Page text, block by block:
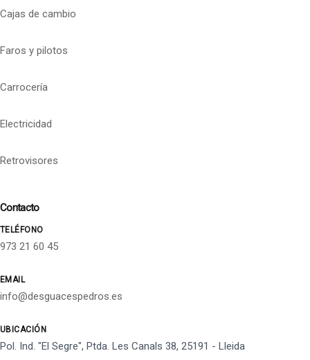
Cajas de cambio
Faros y pilotos
Carrocería
Electricidad
Retrovisores
Contacto
TELÉFONO
973 21 60 45
EMAIL
info@desguacespedros.es
UBICACIÓN
Pol. Ind. "El Segre", Ptda. Les Canals 38, 25191 - Lleida